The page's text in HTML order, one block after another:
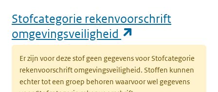
Stofcategorie rekenvoorschrift
omgevingsveiligheid
Er zijn voor deze stof geen gegevens voor Stofcategorie
rekenvoorschrift omgevingsveiligheid. Stoffen kunnen
echter tot een groep behoren waarvoor wel gegevens